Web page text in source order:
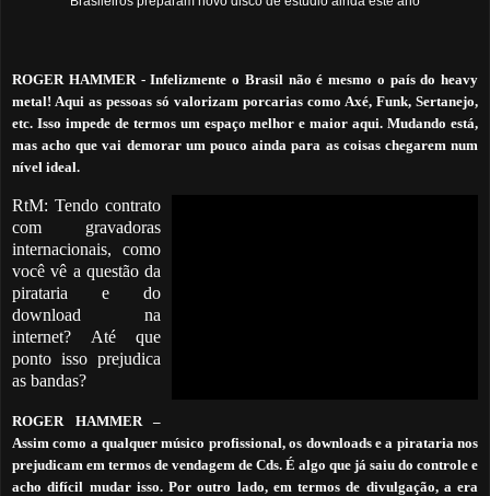
ROGER HAMMER - Infelizmente o Brasil não é mesmo o país do heavy
metal! Aqui as pessoas só valorizam porcarias como Axé, Funk, Sertanejo,
etc. Isso impede de termos um espaço melhor e maior aqui. Mudando está,
mas acho que vai demorar um pouco ainda para as coisas chegarem num
nível ideal.
RtM: Tendo contrato
com gravadoras
internacionais, como
você vê a questão da
pirataria e do
download na
internet? Até que
ponto isso prejudica
as bandas?
ROGER HAMMER–
Assim como a qualquer músico profissional, os downloads e a pirataria nos
prejudicam em termos de vendagem de Cds. É algo que já saiu do controle e
acho difícil mudar isso. Por outro lado, em termos de divulgação, a era